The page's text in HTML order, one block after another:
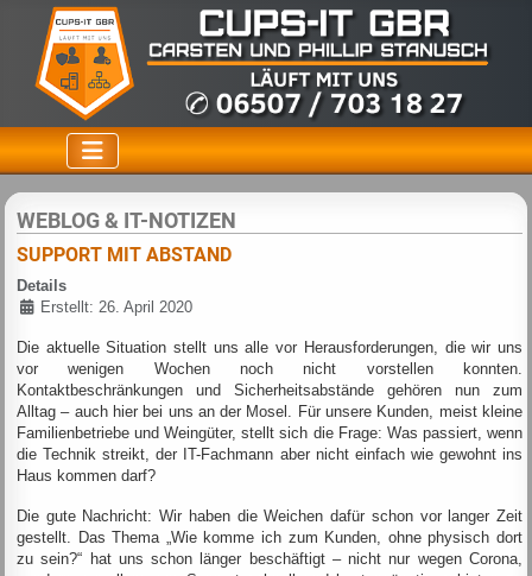
WEBLOG & IT-NOTIZEN
SUPPORT MIT ABSTAND
Details
Erstellt: 26. April 2020
Die aktuelle Situation stellt uns alle vor Herausforderungen, die wir uns
vor wenigen Wochen noch nicht vorstellen konnten.
Kontaktbeschränkungen und Sicherheitsabstände gehören nun zum
Alltag – auch hier bei uns an der Mosel. Für unsere Kunden, meist kleine
Familienbetriebe und Weingüter, stellt sich die Frage: Was passiert, wenn
die Technik streikt, der IT-Fachmann aber nicht einfach wie gewohnt ins
Haus kommen darf?
Die gute Nachricht: Wir haben die Weichen dafür schon vor langer Zeit
gestellt. Das Thema „Wie komme ich zum Kunden, ohne physisch dort
zu sein?“ hat uns schon länger beschäftigt – nicht nur wegen Corona,